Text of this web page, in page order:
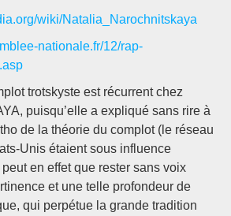
wiki/Natalia_Narochnitskaya
nationale.fr/12/rap-
trotskyste est récurrent chez
puisqu’elle a expliqué sans rire à
de la théorie du complot (le réseau
Unis étaient sous influence
en effet que rester sans voix
et une telle profondeur de
qui perpétue la grande tradition